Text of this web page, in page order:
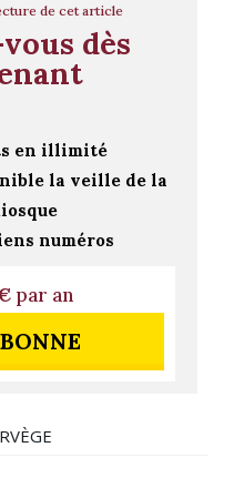
de cet article
dès
en illimité
la veille de la
numéros
par an